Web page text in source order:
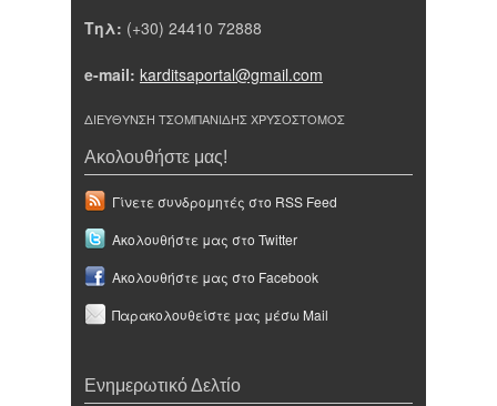
Τηλ: (+30) 24410 72888
e-mail: karditsaportal@gmail.com
ΔΙΕΥΘΥΝΣΗ ΤΣΟΜΠΑΝΙΔΗΣ ΧΡΥΣΟΣΤΟΜΟΣ
Ακολουθήστε μας!
Γίνετε συνδρομητές στο RSS Feed
Ακολουθήστε μας στο Twitter
Ακολουθήστε μας στο Facebook
Παρακολουθείστε μας μέσω Mail
Ενημερωτικό Δελτίο